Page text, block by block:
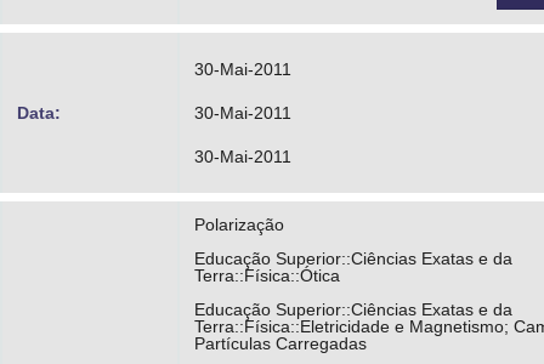
Data:
30-Mai-2011
30-Mai-2011
30-Mai-2011
Polarização
Educação Superior::Ciências Exatas e da
Terra::Física::Ótica
Educação Superior::Ciências Exatas e da
Terra::Física::Eletricidade e Magnetismo;
Partículas Carregadas